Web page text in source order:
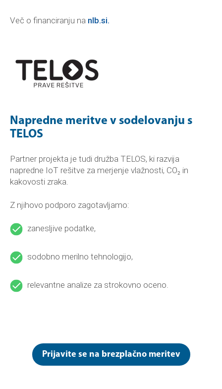
Več o financiranju na nlb.si.
Napredne meritve v sodelovanju s
TELOS
Partner projekta je tudi družba TELOS, ki razvija
napredne IoT rešitve za merjenje vlažnosti, CO₂ in
kakovosti zraka.
Z njihovo podporo zagotavljamo:
zanesljive podatke,
sodobno merilno tehnologijo,
relevantne analize za strokovno oceno.
Prijavite se na brezplačno meritev